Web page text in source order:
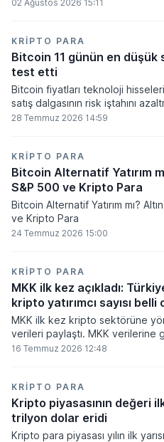
2 trilyon 159 milyar 780 milyon
seviyesine ulaştı.
02 Ağustos 2026 15:11
KRIPTO PARA
Bitcoin 11 günün en düşük
test etti
Bitcoin fiyatları teknoloji
satış dalgasının risk iştahını
11 günün en düşük seviyesine
28 Temmuz 2026 14:59
KRIPTO PARA
Bitcoin Alternatif Yatırım
S&P 500 ve Kripto Para
Bitcoin Alternatif Yatırım mı?
ve Kripto Para
24 Temmuz 2026 15:00
KRIPTO PARA
MKK ilk kez açıkladı:
kripto yatırımcı sayısı belli
MKK ilk kez kripto sektörüne
verileri paylaştı. MKK verilerine
platformlarda bugüne kadar 5,6
olarak belirlendi.
16 Temmuz 2026 12:48
KRIPTO PARA
Kripto piyasasının değeri
trilyon dolar eridi
Kripto para piyasası yılın ilk